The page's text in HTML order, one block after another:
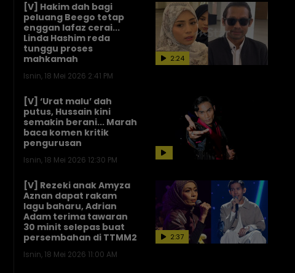
[V] Hakim dah bagi
peluang Beego tetap
enggan lafaz cerai...
Linda Hashim reda
tunggu proses
mahkamah
Isnin, 18 Mei 2026 2:41 PM
2:24
[V] ‘Urat malu’ dah
putus, Hussain kini
semakin berani... Marah
baca komen kritik
pengurusan
Isnin, 18 Mei 2026 12:30 PM
[V] Rezeki anak Amyza
Aznan dapat rakam
lagu baharu, Adrian
Adam terima tawaran
30 minit selepas buat
persembahan di TTMM2
Isnin, 18 Mei 2026 11:00 AM
2:37